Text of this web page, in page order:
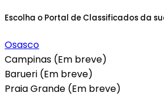
Escolha o Portal de Classificados da
Osasco
Campinas (Em breve)
Barueri (Em breve)
Praia Grande (Em breve)